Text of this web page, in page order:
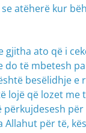
atëherë kur
gjitha ato që i
do të mbetesh
besëlidhje e
lojë që lozet me
përkujdesesh për
Allahut për të,